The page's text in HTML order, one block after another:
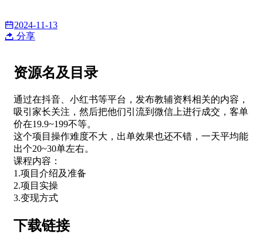
2024-11-13
分享
资源名及目录
通过在抖音、小红书等平台，发布教辅资料相关的内容，
吸引家长关注，然后把他们引流到微信上进行成交，客单
价在19.9~199不等。
这个项目操作难度不大，出单效果也还不错，一天平均能
出个20~30单左右。
课程内容：
1.项目介绍及准备
2.项目实操
3.变现方式
下载链接